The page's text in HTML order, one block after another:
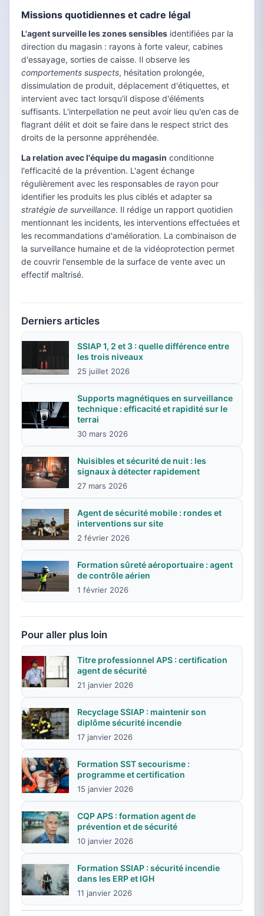
Missions quotidiennes et cadre légal
L'agent surveille les zones sensibles identifiées par la
direction du magasin : rayons à forte valeur, cabines
d'essayage, sorties de caisse. Il observe les
comportements suspects, hésitation prolongée,
dissimulation de produit, déplacement d'étiquettes, et
intervient avec tact lorsqu'il dispose d'éléments
suffisants. L'interpellation ne peut avoir lieu qu'en cas de
flagrant délit et doit se faire dans le respect strict des
droits de la personne appréhendée.
La relation avec l'équipe du magasin conditionne
l'efficacité de la prévention. L'agent échange
régulièrement avec les responsables de rayon pour
identifier les produits les plus ciblés et adapter sa
stratégie de surveillance. Il rédige un rapport quotidien
mentionnant les incidents, les interventions effectuées et
les recommandations d'amélioration. La combinaison de
la surveillance humaine et de la vidéoprotection permet
de couvrir l'ensemble de la surface de vente avec un
effectif maîtrisé.
Derniers articles
SSIAP 1, 2 et 3 : quelle différence entre
les trois niveaux
25 juillet 2026
Supports magnétiques en surveillance
technique : efficacité et rapidité sur le
terrai
30 mars 2026
Nuisibles et sécurité de nuit : les
signaux à détecter rapidement
27 mars 2026
Agent de sécurité mobile : rondes et
interventions sur site
2 février 2026
Formation sûreté aéroportuaire : agent
de contrôle aérien
1 février 2026
Pour aller plus loin
Titre professionnel APS : certification
agent de sécurité
21 janvier 2026
Recyclage SSIAP : maintenir son
diplôme sécurité incendie
17 janvier 2026
Formation SST secourisme :
programme et certification
15 janvier 2026
CQP APS : formation agent de
prévention et de sécurité
10 janvier 2026
Formation SSIAP : sécurité incendie
dans les ERP et IGH
11 janvier 2026